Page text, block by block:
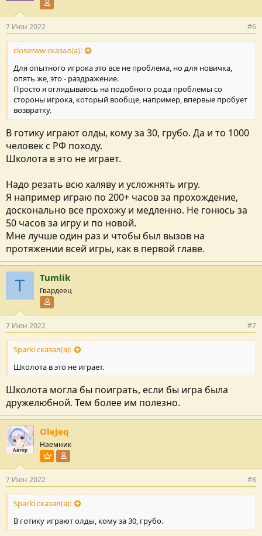
скипнул Этлу и квест на коготь белиара, скипнул 7 главу, вроде
что-то еще скипнул, тк знал, что все, что там будет - будет для
меня изи. Спящего куда-то перенесли, хз, не стал выяснять,
наверное в 7 главу?..
Спасибо, что добавили опцию закончить игру на Ирдорате - я
ненужный душный остров и потом какие-то мутки с войной
орков вроде в хоринисе и дропнул. От игры кайфанул, что
хотел - получил.
В общем, надеюсь, в будущем, с развитием мода, будут нерфы
Кстати, я не понял, зачем заменили демониконов на каких-то
нелепых одноруких бомжей ) Эти криповые спящие на
минималках выглядели круто и давали ощущение опасности,
чтоли. Теперь на плато древних какие-то смешные челики
В остальном впечатления только положительные!
7 Июн 2022 #6
closerww сказал(а):
Для опытного игрока это все не проблема, но для новичка,
опять же, это - раздражение.
Просто я оглядываюсь на подобного рода проблемы со
стороны игрока, который вообще, например, впервые пробует
возвратку.
В готику играют олды, кому за 30, грубо. Да и то 1000
человек с РФ походу.
Школота в это не играет.
Надо резать всю халяву и усложнять игру.
Я например играю по 200+ часов за прохождение,
досконально все прохожу и медленно. Не гонюсь за
50 часов за игру и по новой.
Мне лучше один раз и чтобы был вызов на
протяжении всей игры, как в первой главе.
T Tumlik
Гвардеец
7 Июн 2022 #7
Sparki сказал(а):
Школота в это не играет.
Школота могла бы поиграть, если бы игра была
дружелюбной. Тем более им полезно.
Автор
Olejeq
Наемник
Пользователь VIP
7 Июн 2022 #8
Sparki сказал(а):
В готику играют олды, кому за 30, грубо.